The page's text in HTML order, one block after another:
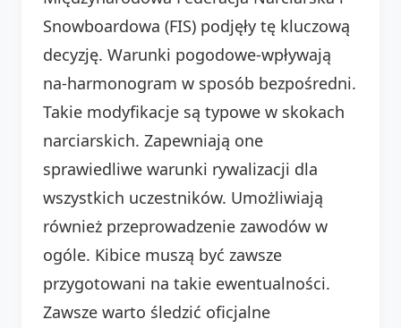
Snowboardowa (FIS) podjęły tę kluczową
decyzję. Warunki pogodowe-wpływają
na-harmonogram w sposób bezpośredni.
Takie modyfikacje są typowe w skokach
narciarskich. Zapewniają one
sprawiedliwe warunki rywalizacji dla
wszystkich uczestników. Umożliwiają
również przeprowadzenie zawodów w
ogóle. Kibice muszą być zawsze
przygotowani na takie ewentualności.
Zawsze warto śledzić oficjalne